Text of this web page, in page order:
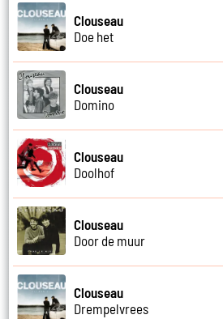
Clouseau
Doe het
Clouseau
Domino
Clouseau
Doolhof
Clouseau
Door de muur
Clouseau
Drempelvrees